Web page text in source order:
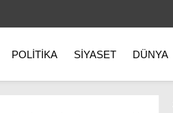
POLITIKA SIYASET DÜNYA